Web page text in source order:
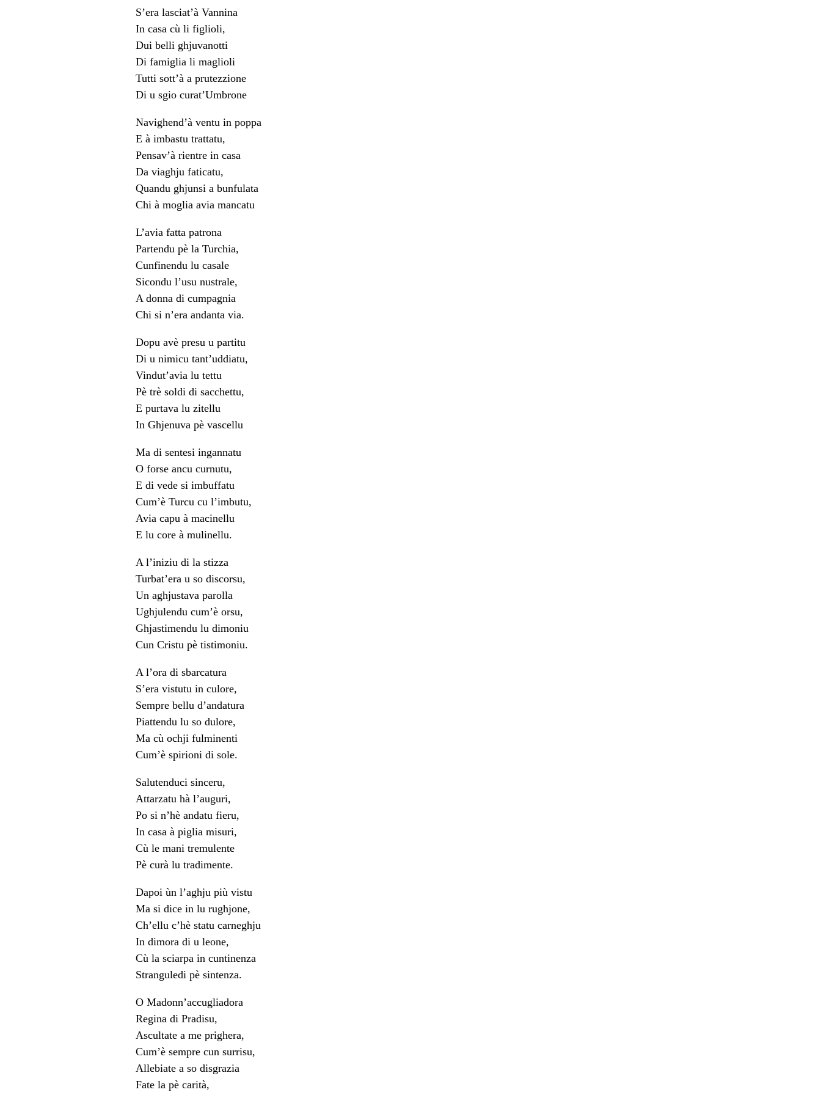
S’era lasciat’à Vannina
In casa cù li figlioli,
Dui belli ghjuvanotti
Di famiglia li maglioli
Tutti sott’à a prutezzione
Di u sgio curat’Umbrone
Navighend’à ventu in poppa
E à imbastu trattatu,
Pensav’à rientre in casa
Da viaghju faticatu,
Quandu ghjunsi a bunfulata
Chi à moglia avia mancatu
L’avia fatta patrona
Partendu pè la Turchia,
Cunfinendu lu casale
Sicondu l’usu nustrale,
A donna di cumpagnia
Chi si n’era andanta via.
Dopu avè presu u partitu
Di u nimicu tant’uddiatu,
Vindut’avia lu tettu
Pè trè soldi di sacchettu,
E purtava lu zitellu
In Ghjenuva pè vascellu
Ma di sentesi ingannatu
O forse ancu curnutu,
E di vede si imbuffatu
Cum’è Turcu cu l’imbutu,
Avia capu à macinellu
E lu core à mulinellu.
A l’iniziu di la stizza
Turbat’era u so discorsu,
Un aghjustava parolla
Ughjulendu cum’è orsu,
Ghjastimendu lu dimoniu
Cun Cristu pè tistimoniu.
A l’ora di sbarcatura
S’era vistutu in culore,
Sempre bellu d’andatura
Piattendu lu so dulore,
Ma cù ochji fulminenti
Cum’è spirioni di sole.
Salutenduci sinceru,
Attarzatu hà l’auguri,
Po si n’hè andatu fieru,
In casa à piglia misuri,
Cù le mani tremulente
Pè curà lu tradimente.
Dapoi ùn l’aghju più vistu
Ma si dice in lu rughjone,
Ch’ellu c’hè statu carneghju
In dimora di u leone,
Cù la sciarpa in cuntinenza
Stranguledi pè sintenza.
O Madonn’accugliadora
Regina di Pradisu,
Ascultate a me prighera,
Cum’è sempre cun surrisu,
Allebiate a so disgrazia
Fate la pè carità,